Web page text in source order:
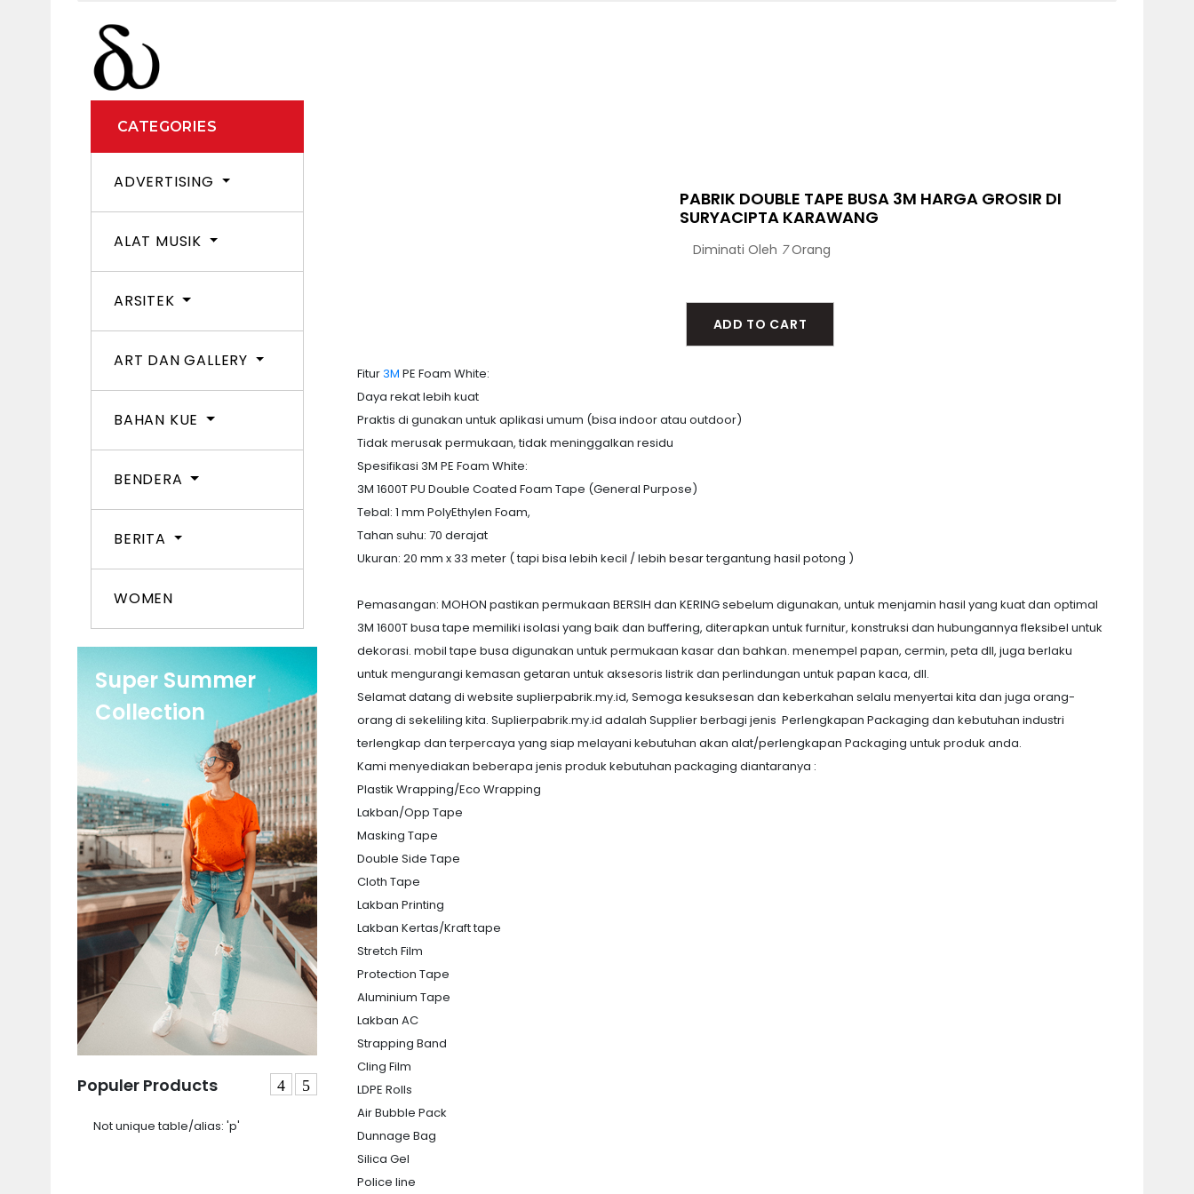
PABRIK DOUBLE TAPE BUSA 3M HARGA GROSIR DI
SURYACIPTA KARAWANG
Diminati Oleh 7Orang
ADD TO CART
Fitur3M PE Foam White:
Daya rekat lebih kuat
Praktis di gunakan untuk aplikasi umum (bisa indoor atau outdoor)
Tidak merusak permukaan, tidak meninggalkan residu
Spesifikasi 3M PE Foam White:
3M 1600T PU Double Coated Foam Tape (General Purpose)
Tebal: 1 mm PolyEthylen Foam,
Tahan suhu: 70 derajat
Ukuran: 20 mm x 33 meter ( tapi bisa lebih kecil / lebih besar tergantung hasil potong )
Pemasangan: MOHON pastikan permukaan BERSIH dan KERING sebelum digunakan, untuk menjamin hasil yang kuat dan optimal
3M 1600T busa tape memiliki isolasi yang baik dan buffering, diterapkan untuk furnitur, konstruksi dan hubungannya fleksibel untuk
dekorasi. mobil tape busa digunakan untuk permukaan kasar dan bahkan. menempel papan, cermin, peta dll, juga berlaku
untuk mengurangi kemasan getaran untuk aksesoris listrik dan perlindungan untuk papan kaca, dll.
Selamat datang di website suplierpabrik.my.id, Semoga kesuksesan dan keberkahan selalu menyertai kita dan juga orang-
orang di sekeliling kita. Suplierpabrik.my.id adalah Supplier berbagi jenis Perlengkapan Packaging dan kebutuhan industri
terlengkap dan terpercaya yang siap melayani kebutuhan akan alat/perlengkapan Packaging untuk produk anda.
Kami menyediakan beberapa jenis produk kebutuhan packaging diantaranya :
Plastik Wrapping/Eco Wrapping
Lakban/Opp Tape
Masking Tape
Double Side Tape
Cloth Tape
Lakban Printing
Lakban Kertas/Kraft tape
Stretch Film
Protection Tape
Aluminium Tape
Lakban AC
Strapping Band
Cling Film
LDPE Rolls
Air Bubble Pack
Dunnage Bag
Silica Gel
Police line
CATEGORIES
ADVERTISING
ALAT MUSIK
ARSITEK
ART DAN GALLERY
BAHAN KUE
BENDERA
BERITA
WOMEN
Super Summer
Collection
Populer Products
Not unique table/alias: 'p'